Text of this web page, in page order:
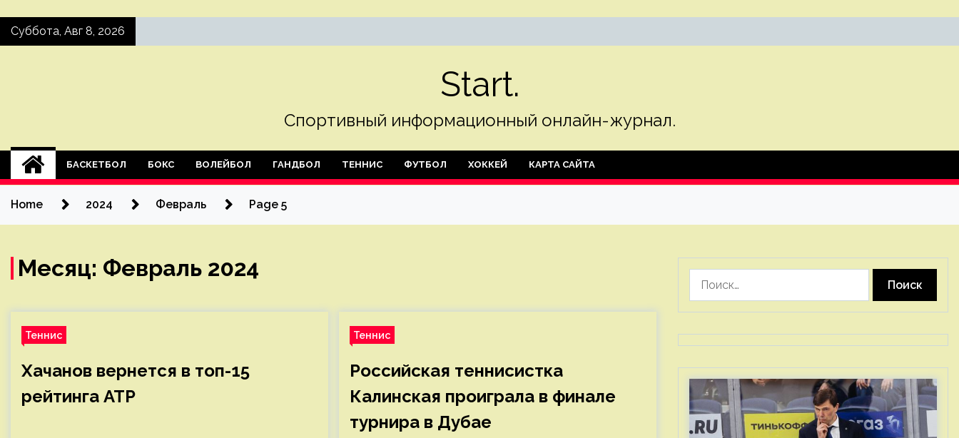
SkipСуббота, Авг 8, 2026
Start.
Спортивный информационный онлайн-журнал.
БАСКЕТБОЛ БОКС ВОЛЕЙБОЛ ГАНДБОЛ ТЕННИС ФУТБОЛ ХОККЕЙ КАРТА САЙТА
Home 2024 Февраль Page 5
Месяц: Февраль 2024
Теннис
Хачанов вернется в топ-15
рейтинга ATP
Теннис
Российская теннисистка
Калинская проиграла в финале
турнира в Дубае